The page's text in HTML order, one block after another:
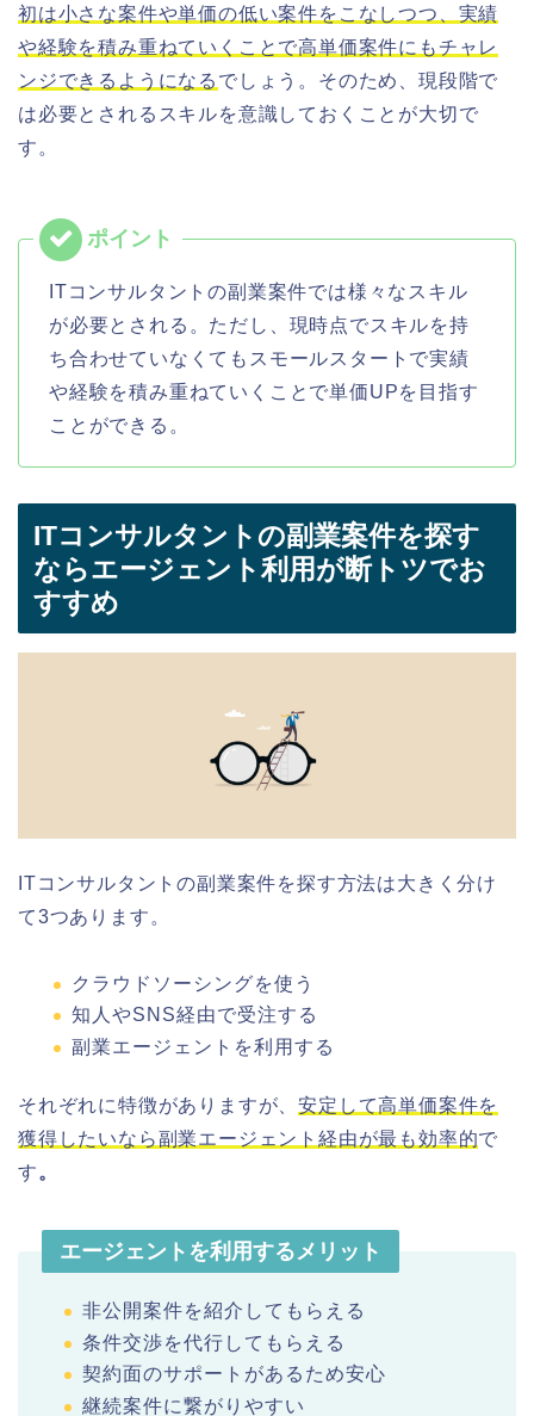
初は小さな案件や単価の低い案件をこなしつつ、実績
や経験を積み重ねていくことで高単価案件にもチャレ
ンジできるようになる でしょう。そのため、現段階で
は必要とされるスキルを意識しておくことが大切で
す。
ITコンサルタントの副業案件では様々なスキル
が必要とされる。ただし、現時点でスキルを持
ち合わせていなくてもスモールスタートで実績
や経験を積み重ねていくことで単価UPを目指す
ことができる。
ITコンサルタントの副業案件を探す
ならエージェント利用が断トツでお
すすめ
ITコンサルタントの副業案件を探す方法は大きく分け
て3つあります。
クラウドソーシングを使う
知人やSNS経由で受注する
副業エージェントを利用する
それぞれに特徴がありますが、安定して高単価案件を
獲得したいなら副業エージェント経由が最も効率的で
す。
エージェントを利用するメリット
非公開案件を紹介してもらえる
条件交渉を代行してもらえる
契約面のサポートがあるため安心
継続案件に繋がりやすい